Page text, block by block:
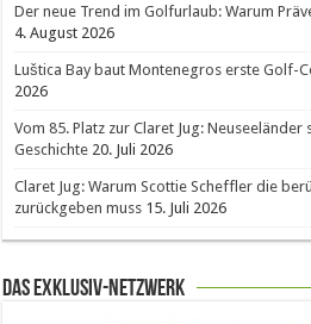
Der neue Trend im Golfurlaub: Warum
4. August 2026
Luštica Bay baut Montenegros erste Golf-
2026
Vom 85. Platz zur Claret Jug:
Geschichte 20. Juli 2026
Claret Jug: Warum Scottie Scheffler die
zurückgeben muss 15. Juli 2026
Das Exklusiv-Netzwerk